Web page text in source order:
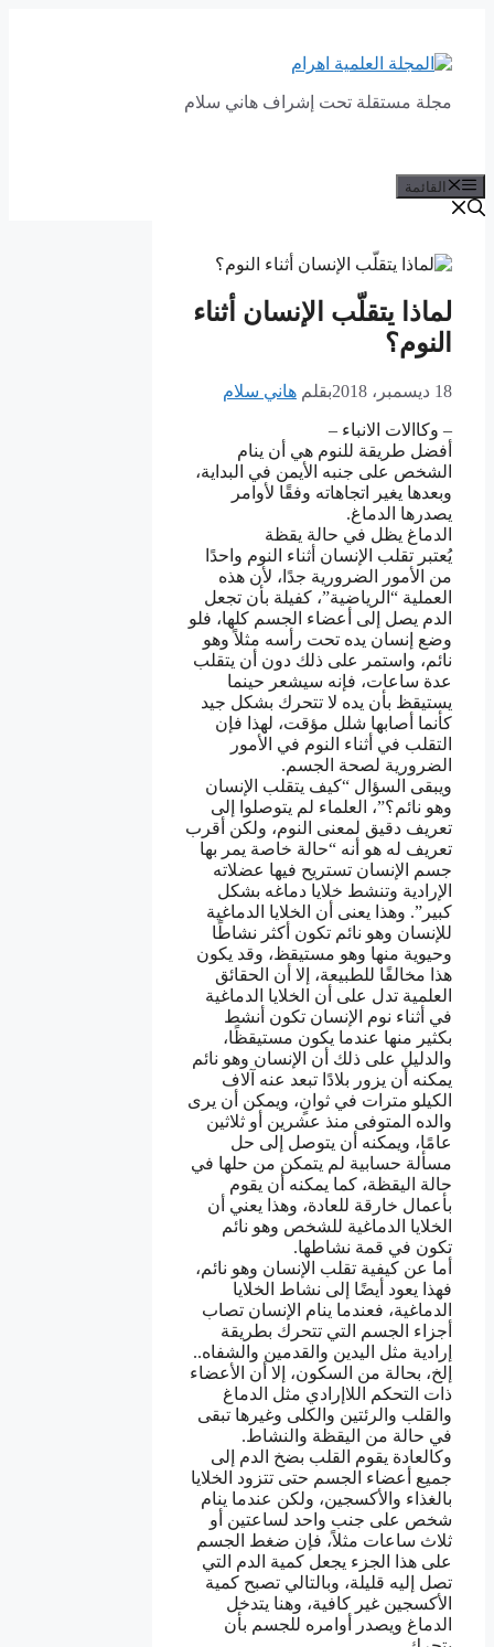
المحتوى
مجلة مستقلة تحت إشراف هاني سلام
القائمة
لماذا يتقلّب الإنسان أثناء
النوم؟
18 ديسمبر، 2018 بقلم هاني سلام
– وكاالات الانباء –
أفضل طريقة للنوم هي أن ينام
الشخص على جنبه الأيمن في البداية،
وبعدها يغير اتجاهاته وفقًا لأوامر
يصدرها الدماغ.
الدماغ يظل في حالة يقظة
يُعتبر تقلب الإنسان أثناء النوم واحدًا
من الأمور الضرورية جدًا، لأن هذه
العملية “الرياضية”، كفيلة بأن تجعل
الدم يصل إلى أعضاء الجسم كلها، فلو
وضع إنسان يده تحت رأسه مثلاً وهو
نائم، واستمر على ذلك دون أن يتقلب
عدة ساعات، فإنه سيشعر حينما
يستيقظ بأن يده لا تتحرك بشكل جيد
كأنما أصابها شلل مؤقت، لهذا فإن
التقلب في أثناء النوم في الأمور
الضرورية لصحة الجسم.
ويبقى السؤال “كيف يتقلب الإنسان
وهو نائم؟”، العلماء لم يتوصلوا إلى
تعريف دقيق لمعنى النوم، ولكن أقرب
تعريف له هو أنه “حالة خاصة يمر بها
جسم الإنسان تستريح فيها عضلاته
الإرادية وتنشط خلايا دماغه بشكل
كبير”. وهذا يعنى أن الخلايا الدماغية
للإنسان وهو نائم تكون أكثر نشاطًا
وحيوية منها وهو مستيقظ، وقد يكون
هذا مخالفًا للطبيعة، إلا أن الحقائق
العلمية تدل على أن الخلايا الدماغية
في أثناء نوم الإنسان تكون أنشط
بكثير منها عندما يكون مستيقظًا،
والدليل على ذلك أن الإنسان وهو نائم
يمكنه أن يزور بلادًا تبعد عنه آلاف
الكيلو مترات في ثوانٍ، ويمكن أن يرى
والده المتوفى منذ عشرين أو ثلاثين
عامًا، ويمكنه أن يتوصل إلى حل
مسألة حسابية لم يتمكن من حلها في
حالة اليقظة، كما يمكنه أن يقوم
بأعمال خارقة للعادة، وهذا يعني أن
الخلايا الدماغية للشخص وهو نائم
تكون في قمة نشاطها.
أما عن كيفية تقلب الإنسان وهو نائم،
فهذا يعود أيضًا إلى نشاط الخلايا
الدماغية، فعندما ينام الإنسان تصاب
أجزاء الجسم التي تتحرك بطريقة
إرادية مثل اليدين والقدمين والشفاه..
إلخ، بحالة من السكون، إلا أن الأعضاء
ذات التحكم اللاإرادي مثل الدماغ
والقلب والرئتين والكلى وغيرها تبقى
في حالة من اليقظة والنشاط.
وكالعادة يقوم القلب بضخ الدم إلى
جميع أعضاء الجسم حتى تتزود الخلايا
بالغذاء والأكسجين، ولكن عندما ينام
شخص على جنب واحد لساعتين أو
ثلاث ساعات مثلاً، فإن ضغط الجسم
على هذا الجزء يجعل كمية الدم التي
تصل إليه قليلة، وبالتالي تصبح كمية
الأكسجين غير كافية، وهنا يتدخل
الدماغ ويصدر أوامره للجسم بأن